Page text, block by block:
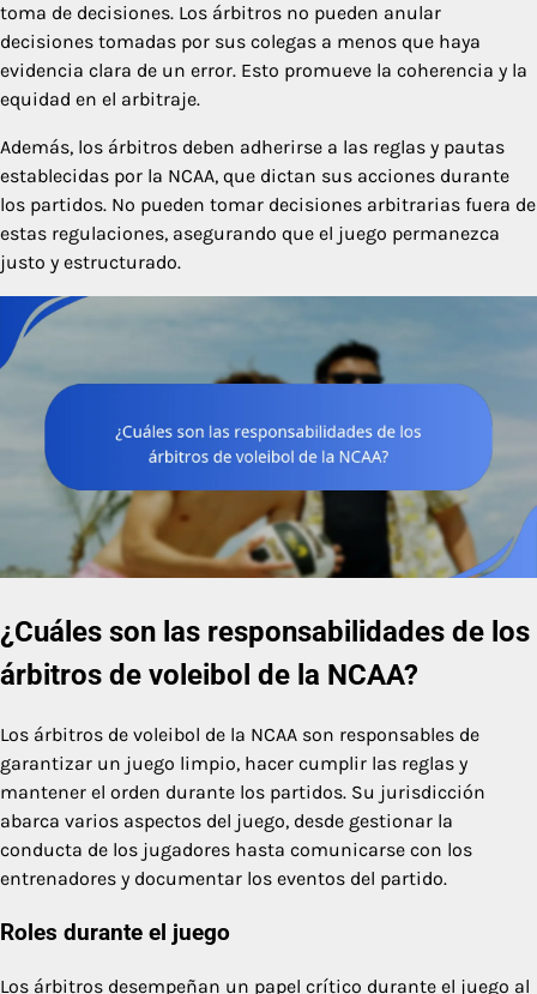
toma de decisiones. Los árbitros no pueden anular
decisiones tomadas por sus colegas a menos que haya
evidencia clara de un error. Esto promueve la coherencia y la
equidad en el arbitraje.
Además, los árbitros deben adherirse a las reglas y pautas
establecidas por la NCAA, que dictan sus acciones durante
los partidos. No pueden tomar decisiones arbitrarias fuera de
estas regulaciones, asegurando que el juego permanezca
justo y estructurado.
¿Cuáles son las responsabilidades de los
árbitros de voleibol de la NCAA?
Los árbitros de voleibol de la NCAA son responsables de
garantizar un juego limpio, hacer cumplir las reglas y
mantener el orden durante los partidos. Su jurisdicción
abarca varios aspectos del juego, desde gestionar la
conducta de los jugadores hasta comunicarse con los
entrenadores y documentar los eventos del partido.
Roles durante el juego
Los árbitros desempeñan un papel crítico durante el juego al